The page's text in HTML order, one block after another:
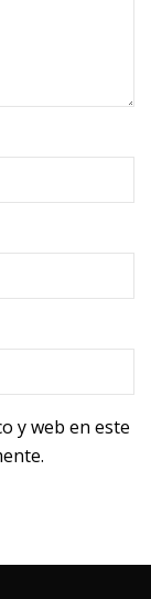
y web en este